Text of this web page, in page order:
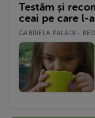
Testăm și
ceai pe care l-
GABRIELA PALADI -